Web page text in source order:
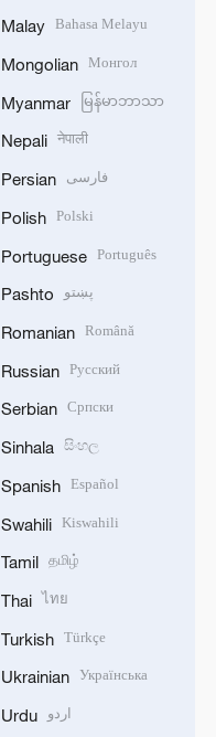
Malay Bahasa Melayu
Mongolian Монгол
Myanmar မြန်မာဘာသာ
Nepali नेपाली
Persian فارسی
Polish Polski
Portuguese Português
Pashto پښتو
Romanian Română
Russian Русский
Serbian Српски
Sinhala සිංහල
Spanish Español
Swahili Kiswahili
Tamil தமிழ்
Thai ไทย
Turkish Türkçe
Ukrainian Українська
Urdu اردو